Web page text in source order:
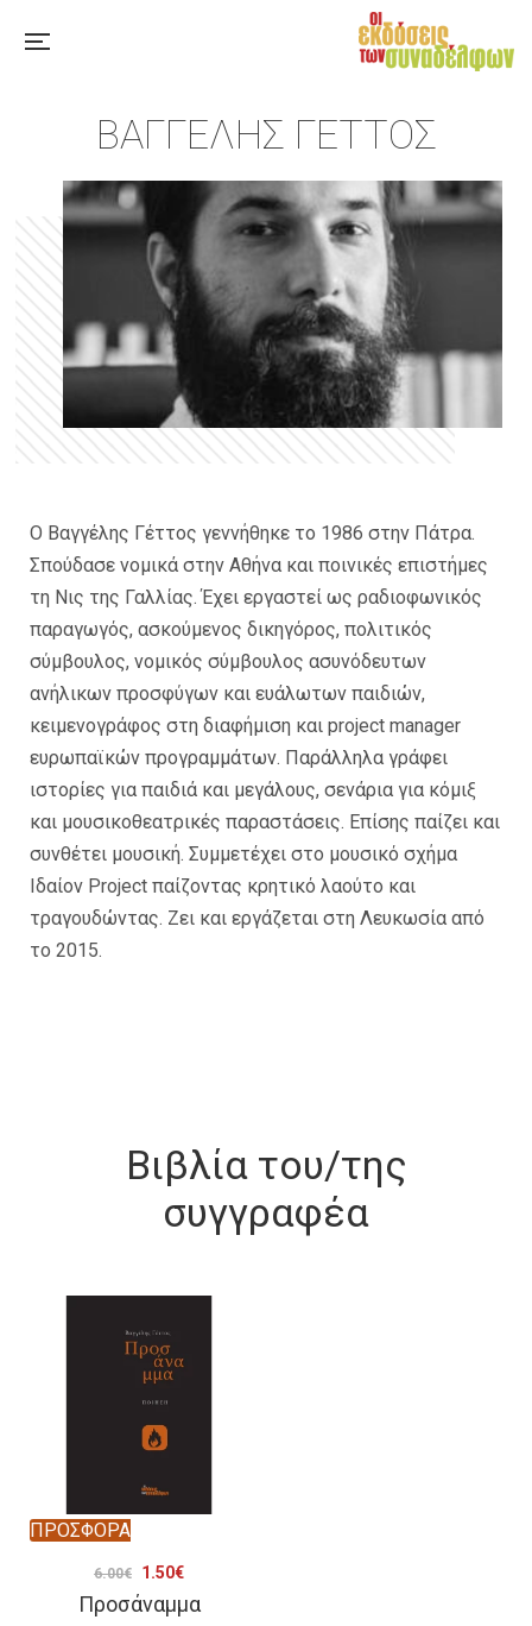
ΒΑΓΓΈΛΗΣ ΓΈΤΤΟΣ
Ο Βαγγέλης Γέττος γεννήθηκε το 1986 στην Πάτρα.
Σπούδασε νομικά στην Αθήνα και ποινικές επιστήμες
τη Νις της Γαλλίας. Έχει εργαστεί ως ραδιοφωνικός
παραγωγός, ασκούμενος δικηγόρος, πολιτικός
σύμβουλος, νομικός σύμβουλος ασυνόδευτων
ανήλικων προσφύγων και ευάλωτων παιδιών,
κειμενογράφος στη διαφήμιση και project manager
ευρωπαϊκών προγραμμάτων. Παράλληλα γράφει
ιστορίες για παιδιά και μεγάλους, σενάρια για κόμιξ
και μουσικοθεατρικές παραστάσεις. Επίσης παίζει και
συνθέτει μουσική. Συμμετέχει στο μουσικό σχήμα
Ιδαίον Project παίζοντας κρητικό λαούτο και
τραγουδώντας. Ζει και εργάζεται στη Λευκωσία από
το 2015.
Βιβλία του/της
συγγραφέα
ΠΡΟΣΦΟΡΑ
Προσάναμμα
6.00€
Original
price
1.50€Η
τρέχουσα